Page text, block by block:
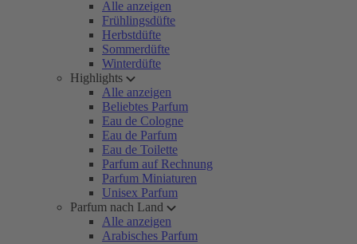
Alle anzeigen
Frühlingsdüfte
Herbstdüfte
Sommerdüfte
Winterdüfte
Highlights
Alle anzeigen
Beliebtes Parfum
Eau de Cologne
Eau de Parfum
Eau de Toilette
Parfum auf Rechnung
Parfum Miniaturen
Unisex Parfum
Parfum nach Land
Alle anzeigen
Arabisches Parfum